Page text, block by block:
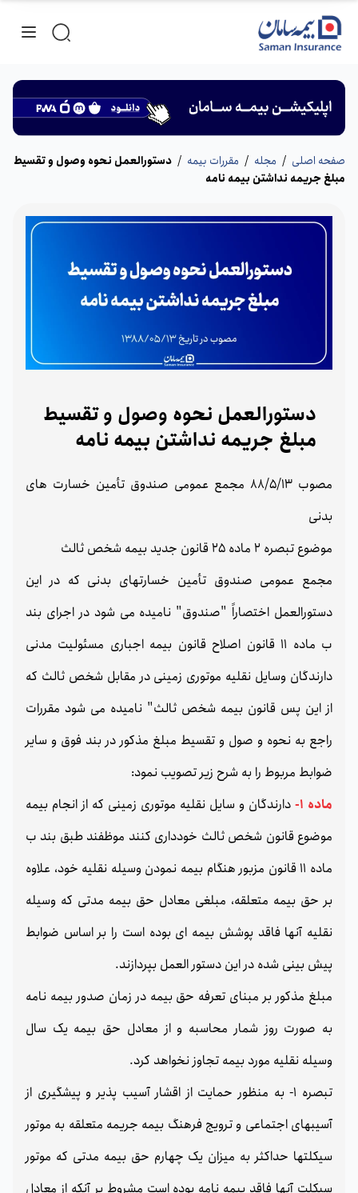
صفحه اصلی / مجله / مقررات بیمه / دستورالعمل نحوه وصول و تقسیط
مبلغ جریمه نداشتن بیمه نامه
دستورالعمل نحوه وصول و تقسیط
مبلغ جریمه نداشتن بیمه نامه
مصوب 88/5/13 مجمع عمومی صندوق تأمین خسارت های
بدنی
موضوع تبصره 2 ماده 25 قانون جدید بیمه شخص ثالث
مجمع عمومی صندوق تأمین خسارتهای بدنی که در این
دستورالعمل اختصاراً "صندوق" نامیده می شود در اجرای بند
ب ماده 11 قانون اصلاح قانون بیمه اجباری مسئولیت مدنی
دارندگان وسایل نقلیه موتوری زمینی در مقابل شخص ثالث که
از این پس قانون بیمه شخص ثالث" نامیده می شود مقررات
راجع به نحوه و صول و تقسيط مبلغ مذکور در بند فوق و سایر
ضوابط مربوط را به شرح زیر تصویب نمود:
ماده 1-
دارندگان و سایل نقلیه موتوری زمینی که از انجام بیمه
موضوع قانون شخص ثالث خودداری کنند موظفند طبق بند ب
ماده 11 قانون مزبور هنگام بیمه نمودن وسیله نقلیه خود، علاوه
بر حق بیمه متعلقه، مبلغی معادل حق بیمه مدتی که وسیله
نقلیه آنها فاقد پوشش بیمه ای بوده است را بر اساس ضوابط
پیش بینی شده در این دستور العمل بپردازند.
مبلغ مذکور بر مبنای تعرفه حق بیمه در زمان صدور بیمه نامه
به صورت روز شمار محاسبه و از معادل حق بیمه یک سال
وسیله نقلیه مورد بیمه تجاوز نخواهد کرد.
تبصره 1- به منظور حمایت از اقشار آسیب پذیر و پیشگیری از
آسیبهای اجتماعی و ترویج فرهنگ بیمه جریمه متعلقه به موتور
سیکلتها حداکثر به میزان یک چهارم حق بیمه مدتی که موتور
سیکلت آنها فاقد بیمه نامه بوده است مشروط بر آنکه از معادل